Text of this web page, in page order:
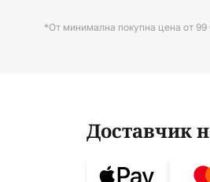
*От минимална покупна цена от 99
Доставчик